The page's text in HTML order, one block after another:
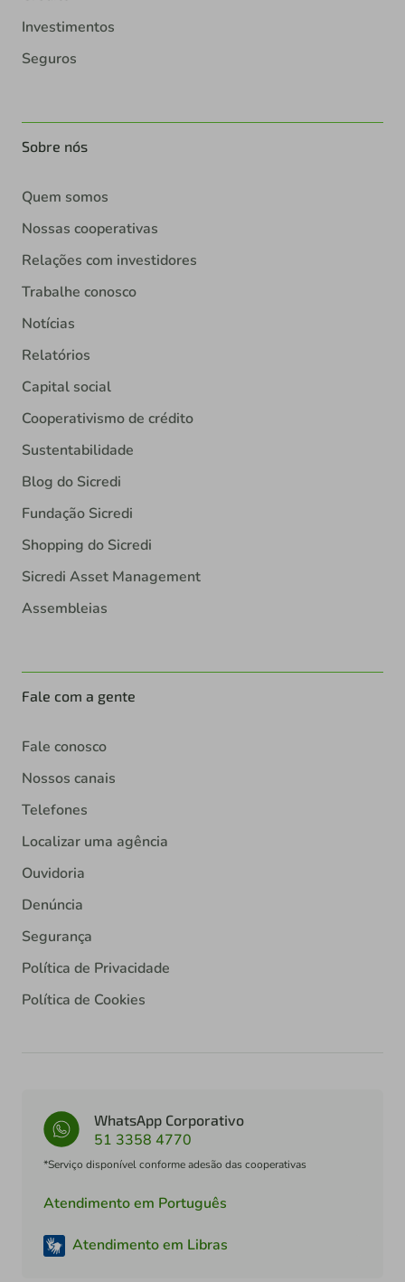
Investimentos
Seguros
Sobre nós
Quem somos
Nossas cooperativas
Relações com investidores
Trabalhe conosco
Notícias
Relatórios
Capital social
Cooperativismo de crédito
Sustentabilidade
Blog do Sicredi
Fundação Sicredi
Shopping do Sicredi
Sicredi Asset Management
Assembleias
Fale com a gente
Fale conosco
Nossos canais
Telefones
Localizar uma agência
Ouvidoria
Denúncia
Segurança
Política de Privacidade
Política de Cookies
WhatsApp Corporativo
51 3358 4770
*Serviço disponível conforme adesão das cooperativas
Atendimento em Português
Atendimento em Libras